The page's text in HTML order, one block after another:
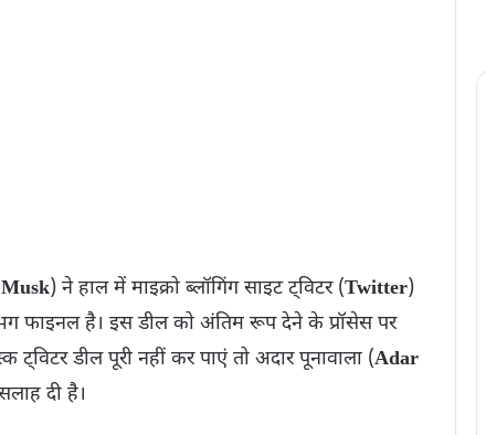
) ने हाल में माइक्रो ब्लॉगिंग साइट ट्विटर (Twitter)
फाइनल है। इस डील को अंतिम रूप देने के प्रॉसेस पर
डील पूरी नहीं कर पाएं तो अदार पूनावाला (Adar
दी है।